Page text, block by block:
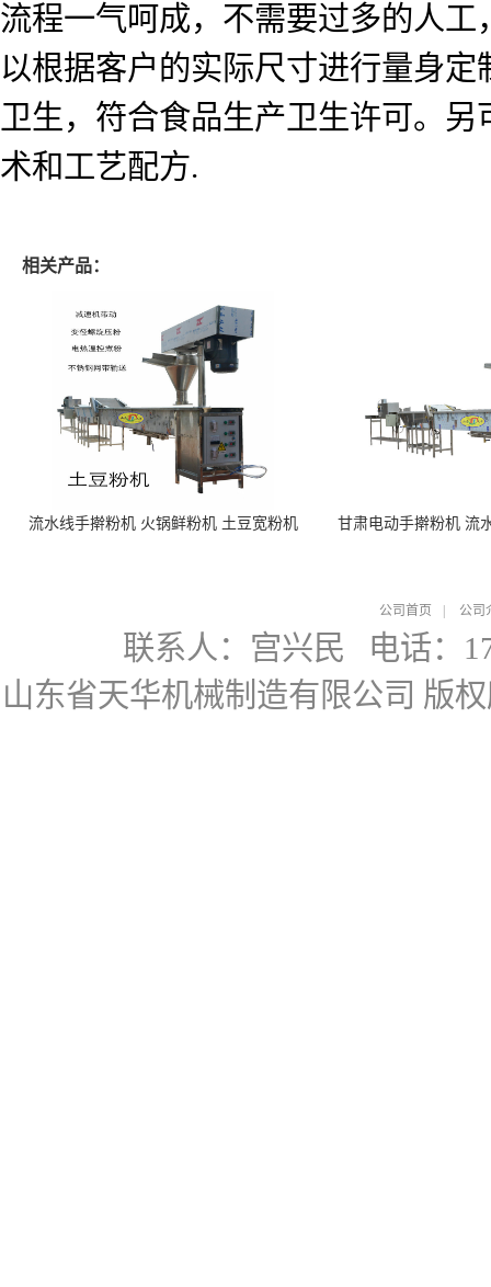
流程一气呵成，不需要过多的人工
以根据客户的实际尺寸进行量身
卫生，符合食品生产卫生许可。
术和工艺配方.
相关产品：
流水线手擀粉机 火锅鲜粉机 土豆宽粉机 甘肃电动手擀粉机 流
公司首页 公司
联系人：宫兴民 电话：
山东省天华机械制造有限公司 版